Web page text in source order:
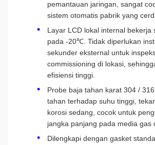
pemantauan jaringan, sangat
sistem otomatis pabrik yang
Layar LCD lokal internal bekerja
pada -20℃. Tidak diperlukan
sekunder eksternal untuk
commissioning di lokasi,
efisiensi tinggi.
Probe baja tahan karat 304 /
tahan terhadap suhu tinggi,
korosi sedang, cocok untuk
jangka panjang pada media gas
Dilengkapi dengan gasket